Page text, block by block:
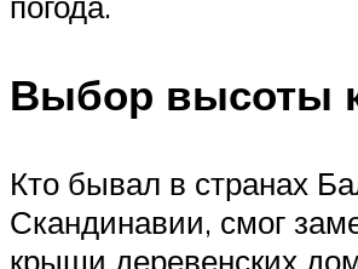
Выбор высоты
Кто бывал в странах
Скандинавии, смог
крыши деревенских